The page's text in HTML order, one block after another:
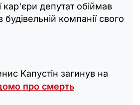
кар'єри депутат обіймав
будівельній компанії свого
Капустін загинув на
про смерть